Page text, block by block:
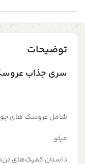
توضیحات
سری جذاب
شامل عروسک های
میلو
داستان کمیک‌های